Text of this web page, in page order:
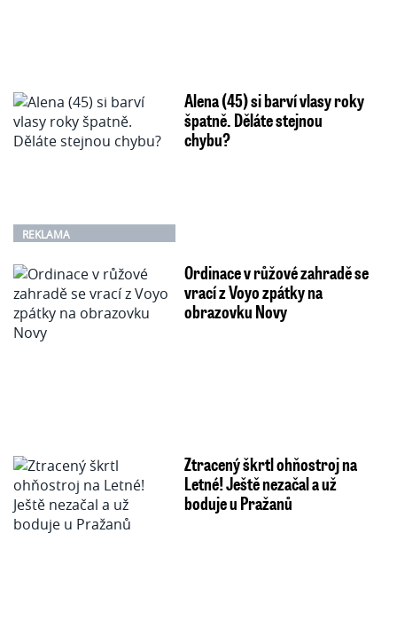
REKLAMA
Alena (45) si barví vlasy roky
špatně. Děláte stejnou
chybu?
Ordinace v růžové zahradě se
vrací z Voyo zpátky na
obrazovku Novy
Ztracený škrtl ohňostroj na
Letné! Ještě nezačal a už
boduje u Pražanů